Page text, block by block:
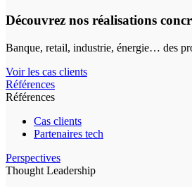
Découvrez nos réalisations
Banque, retail, industrie, énergie… des
Voir les cas clients
Références
Références
Cas clients
Partenaires tech
Perspectives
Thought Leadership